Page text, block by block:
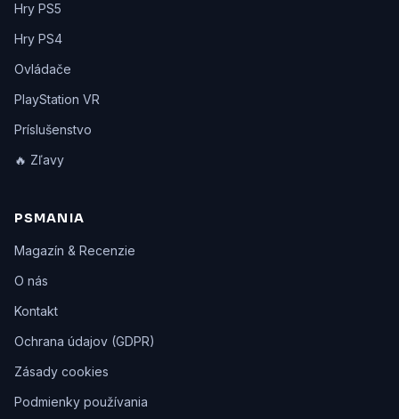
Hry PS5
Hry PS4
Ovládače
PlayStation VR
Príslušenstvo
🔥 Zľavy
PSMANIA
Magazín & Recenzie
O nás
Kontakt
Ochrana údajov (GDPR)
Zásady cookies
Podmienky používania